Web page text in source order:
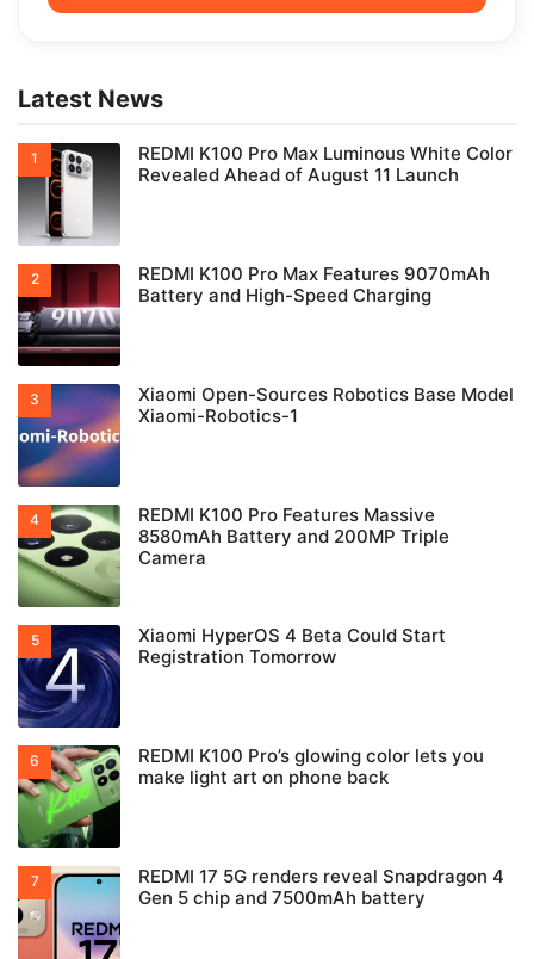
Latest News
REDMI K100 Pro Max Luminous White Color
Revealed Ahead of August 11 Launch
REDMI K100 Pro Max Features 9070mAh
Battery and High-Speed Charging
Xiaomi Open-Sources Robotics Base Model
Xiaomi-Robotics-1
REDMI K100 Pro Features Massive
8580mAh Battery and 200MP Triple
Camera
Xiaomi HyperOS 4 Beta Could Start
Registration Tomorrow
REDMI K100 Pro’s glowing color lets you
make light art on phone back
REDMI 17 5G renders reveal Snapdragon 4
Gen 5 chip and 7500mAh battery